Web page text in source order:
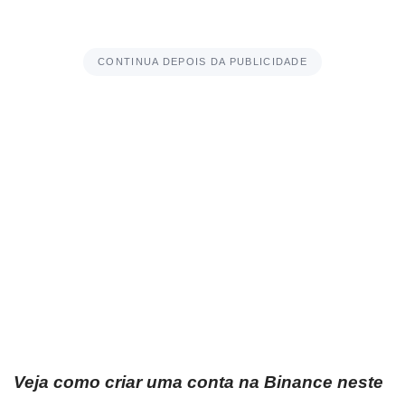
CONTINUA DEPOIS DA PUBLICIDADE
Veja como criar uma conta na Binance neste